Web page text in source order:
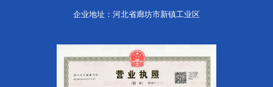
企业地址：河北省廊坊市新镇工业区